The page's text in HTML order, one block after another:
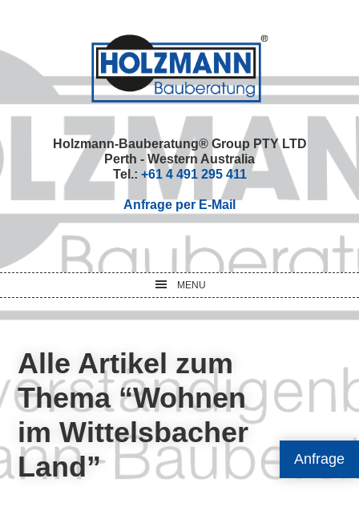
Anfrage
primary
navigation
main
content
primary
sidebar
footer
Holzmann-Bauberatung® Group PTY LTD
Perth - Western Australia
Tel.: +61 4 491 295 411
Anfrage per E-Mail
MENU
Alle Artikel zum
Thema “Wohnen
im Wittelsbacher
Land”